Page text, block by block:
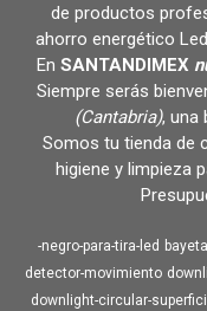
de productos
ahorro energético
En SANTANDIMEX
Siempre serás
(Cantabria), una
Somos tu tienda de
higiene y limpieza
-negro-para-tira-led
detector-movimiento
downlight-circular-